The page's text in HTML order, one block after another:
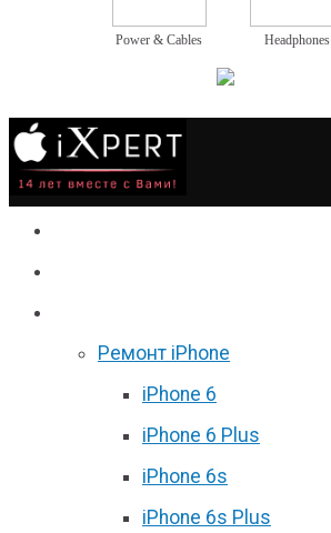
Power & Cables Headphones
Ремонт iPhone
iPhone 6
iPhone 6 Plus
iPhone 6s
iPhone 6s Plus